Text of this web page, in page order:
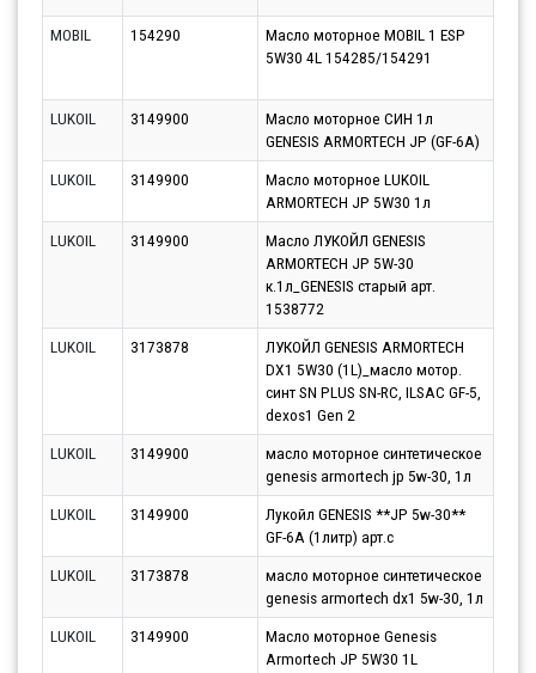
MOBIL
154290
Масло моторное MOBIL 1 ESP
5W30 4L 154285/154291
LUKOIL
3149900
Масло моторное СИН 1л
GENESIS ARMORTECH JP (GF-6A)
LUKOIL
3149900
Масло моторное LUKOIL
ARMORTECH JP 5W30 1л
LUKOIL
3149900
Масло ЛУКОЙЛ GENESIS
ARMORTECH JP 5W-30
к.1л_GENESIS старый арт.
1538772
LUKOIL 3173878
ЛУКОЙЛ GENESIS ARMORTECH
DX1 5W30 (1L)_масло мотор.
синт SN PLUS SN-RC, ILSAC GF-5,
dexos1 Gen 2
LUKOIL 3149900
масло моторное синтетическое
genesis armortech jp 5w-30, 1л
LUKOIL
3149900
Лукойл GENESIS **JP 5w-30**
GF-6A (1литр) арт.c
LUKOIL
3173878
масло моторное синтетическое
genesis armortech dx1 5w-30, 1л
LUKOIL
3149900
Масло моторное Genesis
Armortech JP 5W30 1L